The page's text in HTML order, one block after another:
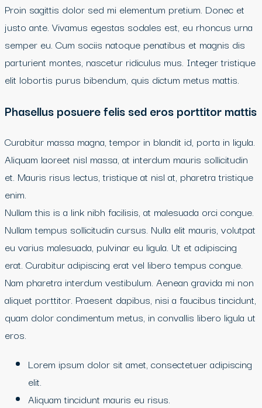
Proin sagittis dolor sed mi elementum pretium. Donec et
justo ante. Vivamus egestas sodales est, eu rhoncus urna
semper eu. Cum sociis natoque penatibus et magnis dis
parturient montes, nascetur ridiculus mus. Integer tristique
elit lobortis purus bibendum, quis dictum metus mattis.
Phasellus posuere felis sed eros porttitor mattis
Curabitur massa magna, tempor in blandit id, porta in ligula.
Aliquam laoreet nisl massa, at interdum mauris sollicitudin
et. Mauris risus lectus, tristique at nisl at, pharetra tristique
enim.
Nullam this is a link nibh facilisis, at malesuada orci congue.
Nullam tempus sollicitudin cursus. Nulla elit mauris, volutpat
eu varius malesuada, pulvinar eu ligula. Ut et adipiscing
erat. Curabitur adipiscing erat vel libero tempus congue.
Nam pharetra interdum vestibulum. Aenean gravida mi non
aliquet porttitor. Praesent dapibus, nisi a faucibus tincidunt,
quam dolor condimentum metus, in convallis libero ligula ut
eros.
Lorem ipsum dolor sit amet, consectetuer adipiscing
elit.
Aliquam tincidunt mauris eu risus.